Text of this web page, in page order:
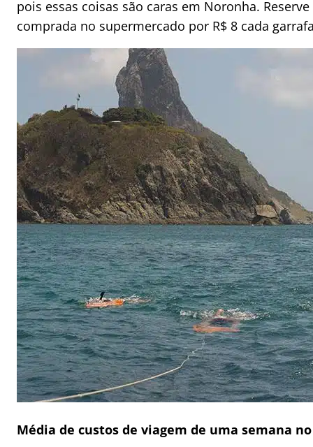
pois essas coisas são caras em Noronha.
comprada no supermercado por R$ 8 cada
Média de custos de viagem de uma semana